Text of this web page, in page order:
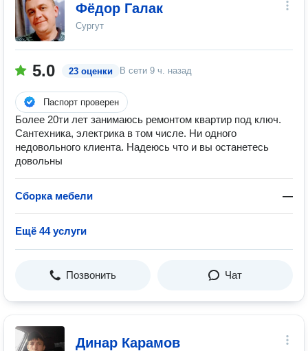
Фёдор Галак
Сургут
5.0 23 оценки В сети 9 ч. назад
Паспорт проверен
Более 20ти лет занимаюсь ремонтом квартир под ключ.
Сантехника, электрика в том числе. Ни одного
недовольного клиента. Надеюсь что и вы останетесь
довольны
Сборка мебели —
Ещё 44 услуги
Позвонить Чат
Динар Карамов